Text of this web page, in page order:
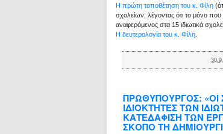
Η πρώτη τοποθέτηση του κ. Φίλη
σχολείων, λέγοντας ότι το μόνο που
αναφερόμενος στα 15 ιδιωτικά
Η δευτερολογία του κ. Φίλη
ΠΡΩΘΥΠΟΥΡΓΟΣ: «ΟΙ
ΙΔΙΟΚΤΗΤΕΣ ΤΩΝ
ΚΑΤΕΔΑΦΙΣΗ ΤΩΝ
ΣΚΟΠΟ ΤΗ